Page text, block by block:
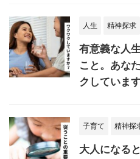
人生 精神探求
有意義な人
こと。あな
クしていま
子育て 精神探
大人になる